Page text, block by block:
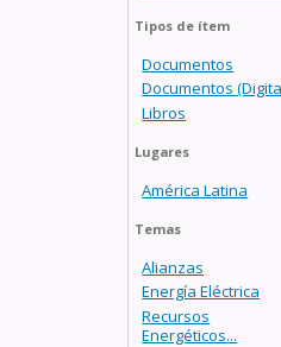
Tipos de ítem
Documentos
Documentos
Libros
Lugares
América Latina
Temas
Alianzas
Energía Eléctrica
Recursos
Energéticos...